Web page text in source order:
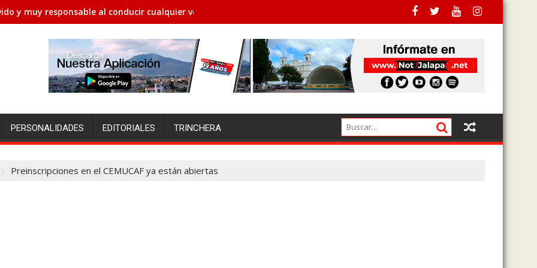
y muy responsable al conducir cualquier vehículo
PERSONALIDADES EDITORIALES TRINCHERA
Preinscripciones en el CEMUCAF ya están abiertas